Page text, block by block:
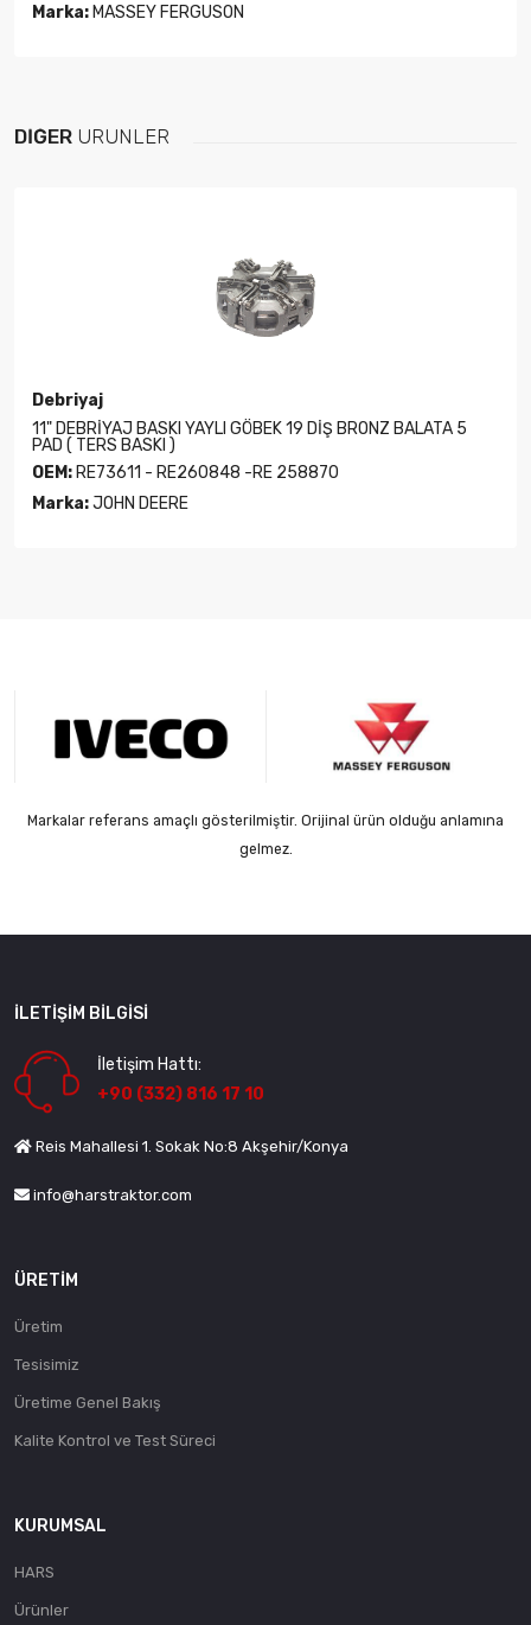
Marka: MASSEY FERGUSON
DIĞER ÜRÜNLER
Debriyaj
11" DEBRİYAJ BASKI YAYLI GÖBEK 19 DİŞ BRONZ BALATA 5
PAD ( TERS BASKI )
OEM: RE73611 - RE260848 -RE 258870
Marka:JOHN DEERE
Markalar referans amaçlı gösterilmiştir. Orijinal ürün olduğu anlamına
gelmez.
İLETIŞIM BILGISI
İletişim Hattı:
+90 (332) 816 17 10
Reis Mahallesi 1. Sokak No:8 Akşehir/Konya
info@harstraktor.com
ÜRETIM
Üretim
Tesisimiz
Üretime Genel Bakış
Kalite Kontrol ve Test Süreci
KURUMSAL
HARS
Ürünler